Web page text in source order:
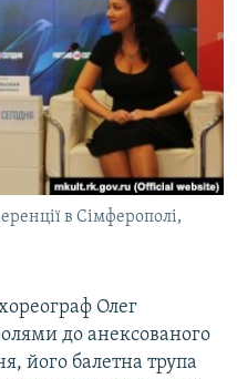
в Сімферополі,
Олег
до анексованого
його балетна трупа